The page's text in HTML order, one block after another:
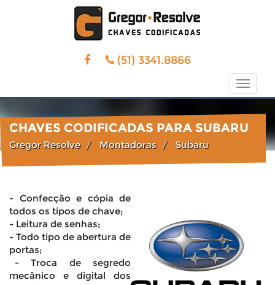
(51) 3341.8866
Toggle
CHAVES CODIFICADAS PARA SUBARU
Gregor Resolve Montadoras Subaru
- Confecção e cópia de
todos os tipos de chave;
- Leitura de senhas;
- Todo tipo de abertura de
portas;
- Troca de segredo
mecânico e digital dos